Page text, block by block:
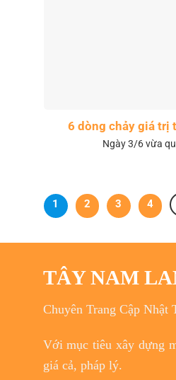
6 dòng chảy giá trị
Ngày 3/6 vừa
1 2 3 4
TÂY NAM
Chuyên Trang Cập Nhật
Vớimục tiêu xây dựng
giá cả, pháp lý.